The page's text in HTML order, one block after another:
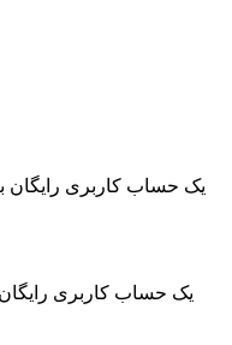
یک حساب کاربری رایگان
یک حساب کاربری